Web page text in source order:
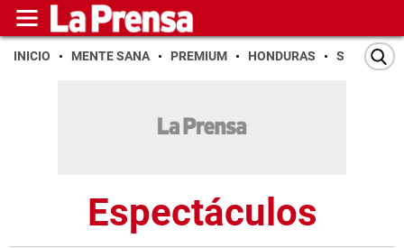
INICIO MENTE SANA PREMIUM HONDURAS SAN PEDRO
Espectáculos